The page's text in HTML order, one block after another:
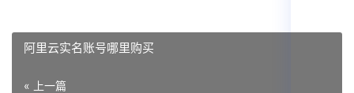
阿里云实名账号哪里购买
« 上一篇